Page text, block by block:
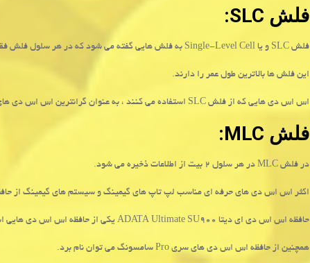
فلش SLC
:
فلش SLC و یا Single-Level Cell به فلش هایی گفته می شود که در هر سلول فلش
این فلش ها بالاترین طول عمر را دارند.
اس اس دی هایی که از فلش SLC استفاده می کنند ، به عنوان گرانترین اس اس دی
فلش MLC
:
در فلش MLC در هر سلول ۲ بیت از اطلاعات ذخیره می شود.
اکثر اس اس دی های حرفه ای مناسب لپ تاپ های گیمینگ و سیستم های گیمینگ از
حافظه اس اس دی ای دیتا ADATA Ultimate SU900 یکی از حافظه اس اس دی هایی
همچنین از حافظه اس اس دی های سری Pro سامسونگ می توان نام برد.